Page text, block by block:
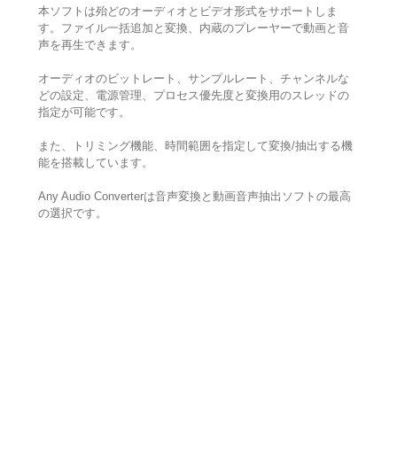
本ソフトは殆どのオーディオとビデオ形式をサポートしま
す。ファイル一括追加と変換、内蔵のプレーヤーで動画と音
声を再生できます。
オーディオのビットレート、サンプルレート、チャンネルな
どの設定、電源管理、プロセス優先度と変換用のスレッドの
指定が可能です。
また、トリミング機能、時間範囲を指定して変換/抽出する機
能を搭載しています。
Any Audio Converterは音声変換と動画音声抽出ソフトの最高
の選択です。